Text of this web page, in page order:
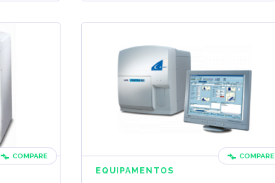
COMPARE COMPARE
EQUIPAMENTOS